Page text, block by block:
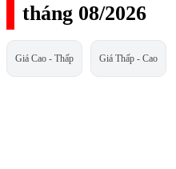
tháng 08/2026
Giá Cao - Thấp Giá Thấp - Cao